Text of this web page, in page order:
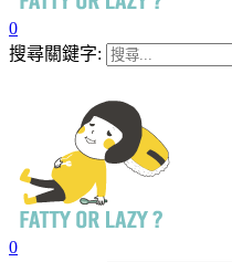
0
搜尋關鍵字:
0